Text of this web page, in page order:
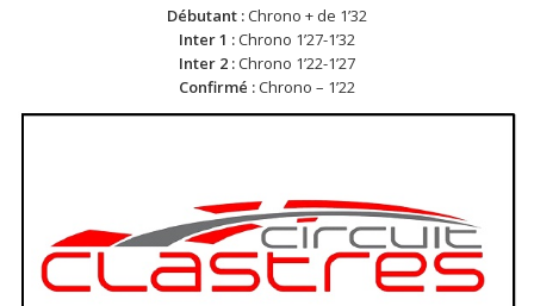
Débutant :Chrono + de 1’32
Inter 1 :Chrono 1’27-1’32
Inter 2 :Chrono 1’22-1’27
Confirmé :Chrono – 1’22